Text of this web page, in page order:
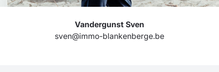
Vandergunst Sven
sven@immo-blankenberge.be